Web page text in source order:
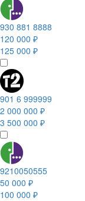
930 881 8888
120 000 ₽
125 000 ₽
901 6 999999
2 000 000 ₽
3 500 000 ₽
9210050555
50 000 ₽
100 000 ₽